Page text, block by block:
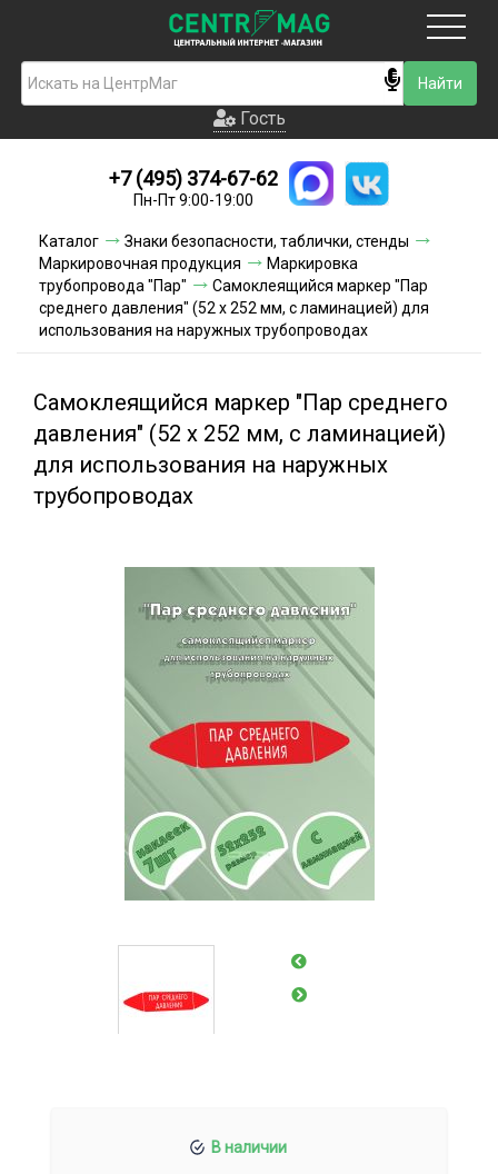
Гость
Новинки
Условия доставки
Условия оплаты
Контакты
Гость
+7 (495) 374-67-62
Пн-Пт 9:00-19:00
Каталог
Знаки безопасности, таблички, стенды
Маркировочная продукция
Маркировка
трубопровода "Пар"
Самоклеящийся маркер "Пар
среднего давления" (52 х 252 мм, с ламинацией) для
использования на наружных трубопроводах
Самоклеящийся маркер "Пар среднего
давления" (52 х 252 мм, с ламинацией)
для использования на наружных
трубопроводах
В наличии